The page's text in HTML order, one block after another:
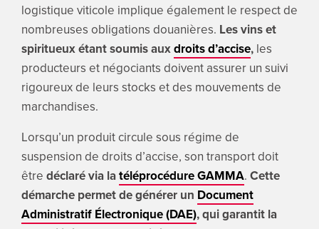
logistique viticole implique également le respect de
nombreuses obligations douanières. Les vins et
spiritueux étant soumis auxdroits d’accise, les
producteurs et négociants doivent assurer un suivi
rigoureux de leurs stocks et des mouvements de
marchandises.
Lorsqu’un produit circule sous régime de
suspension de droits d’accise, son transport doit
être déclaré via latéléprocédure GAMMA. Cette
démarche permet de générer un Document
Administratif Électronique (DAE), qui garantit la